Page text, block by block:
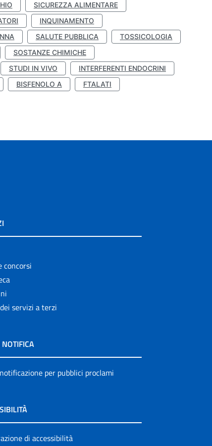
SICUREZZA ALIMENTARE
INQUINAMENTO
SALUTE PUBBLICA
TOSSICOLOGIA
SOSTANZE CHIMICHE
STUDI IN VIVO
INTERFERENTI ENDOCRINI
BISFENOLO A
FTALATI
concorsi
servizi a terzi
per pubblici proclami
di accessibilità